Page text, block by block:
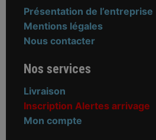
Présentation de l’entreprise
Mentions légales
Nous contacter
Nos services
Livraison
Inscription Alertes arrivage
Mon compte